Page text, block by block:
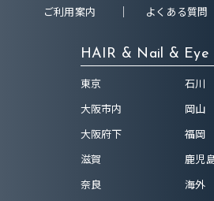
ご利用案内 よくある質問
HAIR & Nail & Eye
東京
大阪市内
大阪府下
滋賀
奈良
石川
岡山
福岡
鹿児
海外